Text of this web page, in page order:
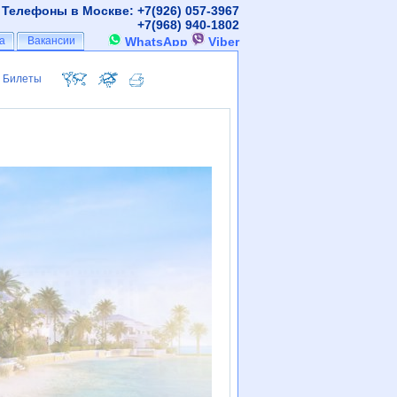
Билеты
Билеты
Телефоны в Москве: +7(926) 057-3967
+7(968) 940-1802
WhatsApp
Viber
Вакансии
Вакансии